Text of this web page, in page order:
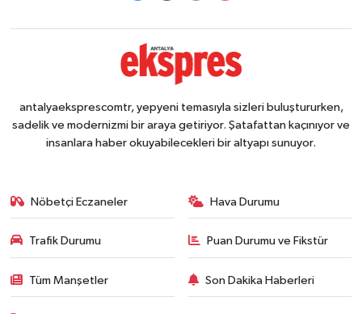
antalyaeksprescomtr, yepyeni temasıyla sizleri buluştururken,
sadelik ve modernizmi bir araya getiriyor. Şatafattan kaçınıyor ve
insanlara haber okuyabilecekleri bir altyapı sunuyor.
Nöbetçi Eczaneler Hava Durumu
Trafik Durumu Puan Durumu ve Fikstür
Tüm Manşetler Son Dakika Haberleri